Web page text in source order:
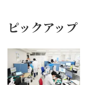
ピックアップ